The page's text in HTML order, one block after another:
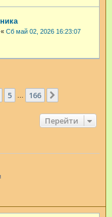
« Сб май 02, 2026 16:23:07
166
5 166
Перейти